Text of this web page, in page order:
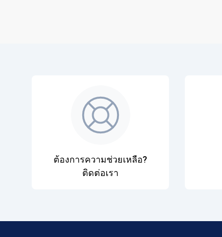
ต้องการความช่วยเหลือ?
ติดต่อเรา